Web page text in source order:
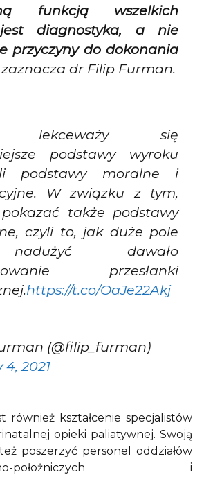
funkcją wszelkich
diagnostyka, a nie
przyczyny do dokonania
zaznacza dr Filip Furman.
lekceważy się
podstawy wyroku
podstawy moralne i
W związku z tym,
także podstawy
czyli to, jak duże pole
dawało
przesłanki
https://t.co/OaJe22Akj
(@filip_furman)
2021
również kształcenie specjalistów
opieki paliatywnej. Swoją
poszerzyć personel oddziałów
położniczych i